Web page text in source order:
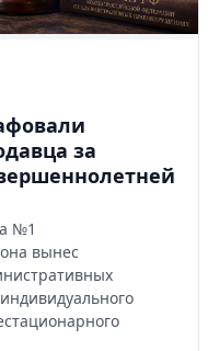
за
№1
вынес